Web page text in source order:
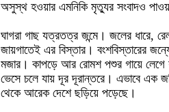
অসুস্থ হওয়ার এমনিকি মৃত্যুর সংবাদও
ঘাগরা গাছ যত্রতত্র জন্মে। জলের ধারে,
জায়গাতেই এর বিস্তার। বংশবিস্তারের
মজার। কাপড়ে আর রোমশ পশুর গায়ে
ভেসে চলে যায় দূর দূরান্তরে। এভাবে এক
থেকে আরেক দেশে ছড়িয়ে পড়েছে।